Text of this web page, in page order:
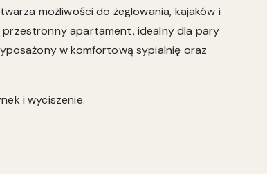
możliwości do żeglowania, kajaków i
przestronny apartament, idealny dla pary
w komfortową sypialnię oraz
i wyciszenie.